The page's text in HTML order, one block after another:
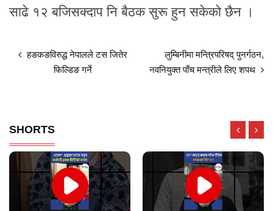
साढे १२ बजिसक्दाप नि बैठक सुरू हुन सकेको छैन ।
हङकङविरुद्ध नेपालले टस जितेर
फिल्डिङ गर्ने
लुम्बिनीमा मन्त्रिपरिषद् पुनर्गठन,
नवनियुक्त पाँच मन्त्रीले लिए शपथ
SHORTS